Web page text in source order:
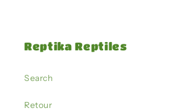
Reptika Reptiles
Search
Retour